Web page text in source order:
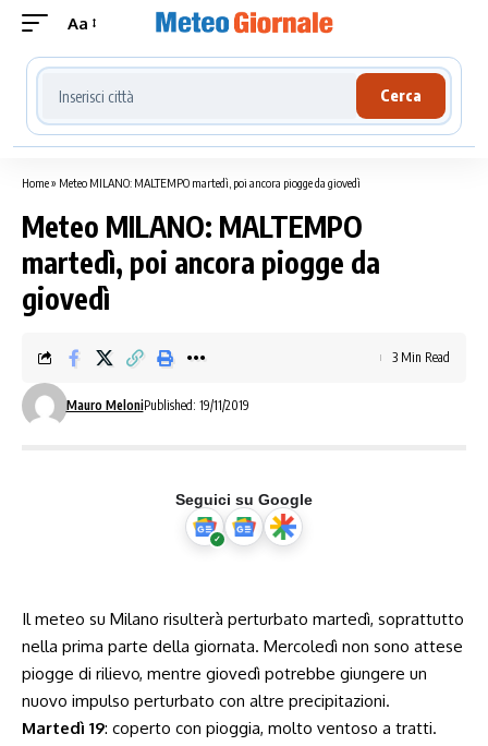
Aa
Cerca località meteo
Cerca
Home» Meteo MILANO: MALTEMPO martedì, poi ancora piogge da giovedì
Meteo MILANO: MALTEMPO
martedì, poi ancora piogge da
giovedì
Mauro MeloniPublished: 19/11/2019
3 Min Read
Seguici su Google
Il meteo su Milano risulterà perturbato martedì, soprattutto
nella prima parte della giornata. Mercoledì non sono attese
piogge di rilievo, mentre giovedì potrebbe giungere un
nuovo impulso perturbato con altre precipitazioni.
Martedì 19: coperto con pioggia, molto ventoso a tratti.